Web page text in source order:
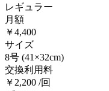
レギュラー
月額
￥4,400
サイズ
8号 (41×32cm)
交換利用料
￥2,200 /回